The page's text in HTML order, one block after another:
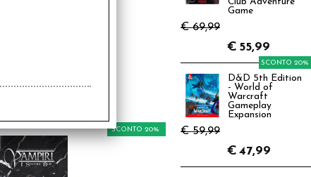
SCONTO 20%
Game
€ 69,99
€ 55,99
D&D 5th Edition
- World of
Warcraft
Gameplay
Expansion
€ 59,99
SCONTO 20%
€ 47,99